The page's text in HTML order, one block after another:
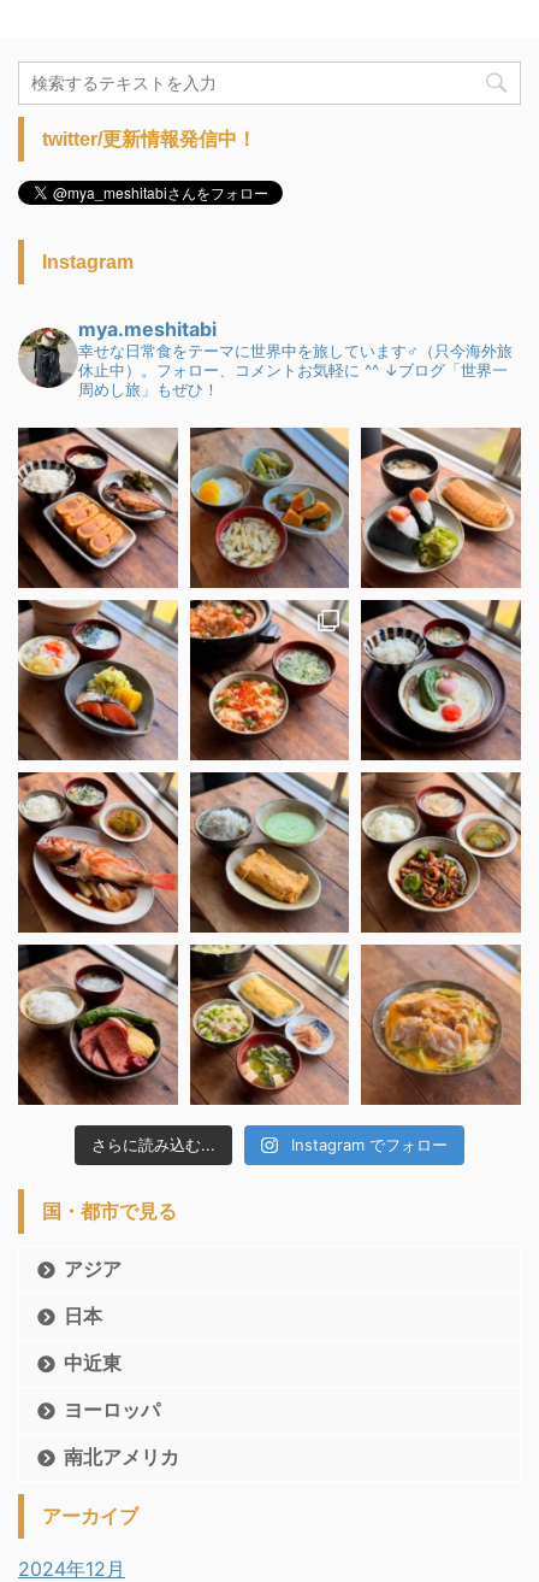
twitter/更新情報発信中！
Instagram
mya.meshitabi
幸せな日常食をテーマに世界中を旅しています♂（只今海外旅
休止中）。フォロー、コメントお気軽に ^^ ↓ブログ「世界一
周めし旅」もぜひ！
さらに読み込む... Instagram でフォロー
国・都市で見る
アジア
日本
中近東
ヨーロッパ
南北アメリカ
アーカイブ
2024年12月